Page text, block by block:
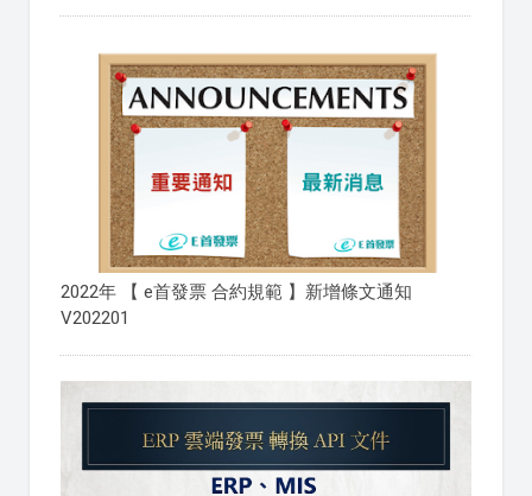
2022年 【 e首發票 合約規範 】新增條文通知
V202201